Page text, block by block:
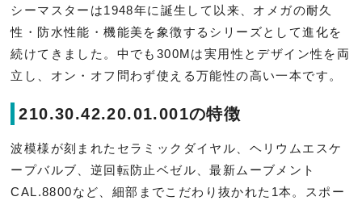
シーマスターは1948年に誕生して以来、オメガの耐久
性・防水性能・機能美を象徴するシリーズとして進化を
続けてきました。中でも300Mは実用性とデザイン性を両
立し、オン・オフ問わず使える万能性の高い一本です。
210.30.42.20.01.001の特徴
波模様が刻まれたセラミックダイヤル、ヘリウムエスケ
ープバルブ、逆回転防止ベゼル、最新ムーブメント
CAL.8800など、細部までこだわり抜かれた1本。スポー